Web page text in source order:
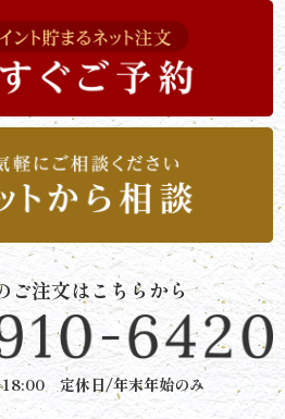
ご注文はこちらから
定休日/年末年始のみ